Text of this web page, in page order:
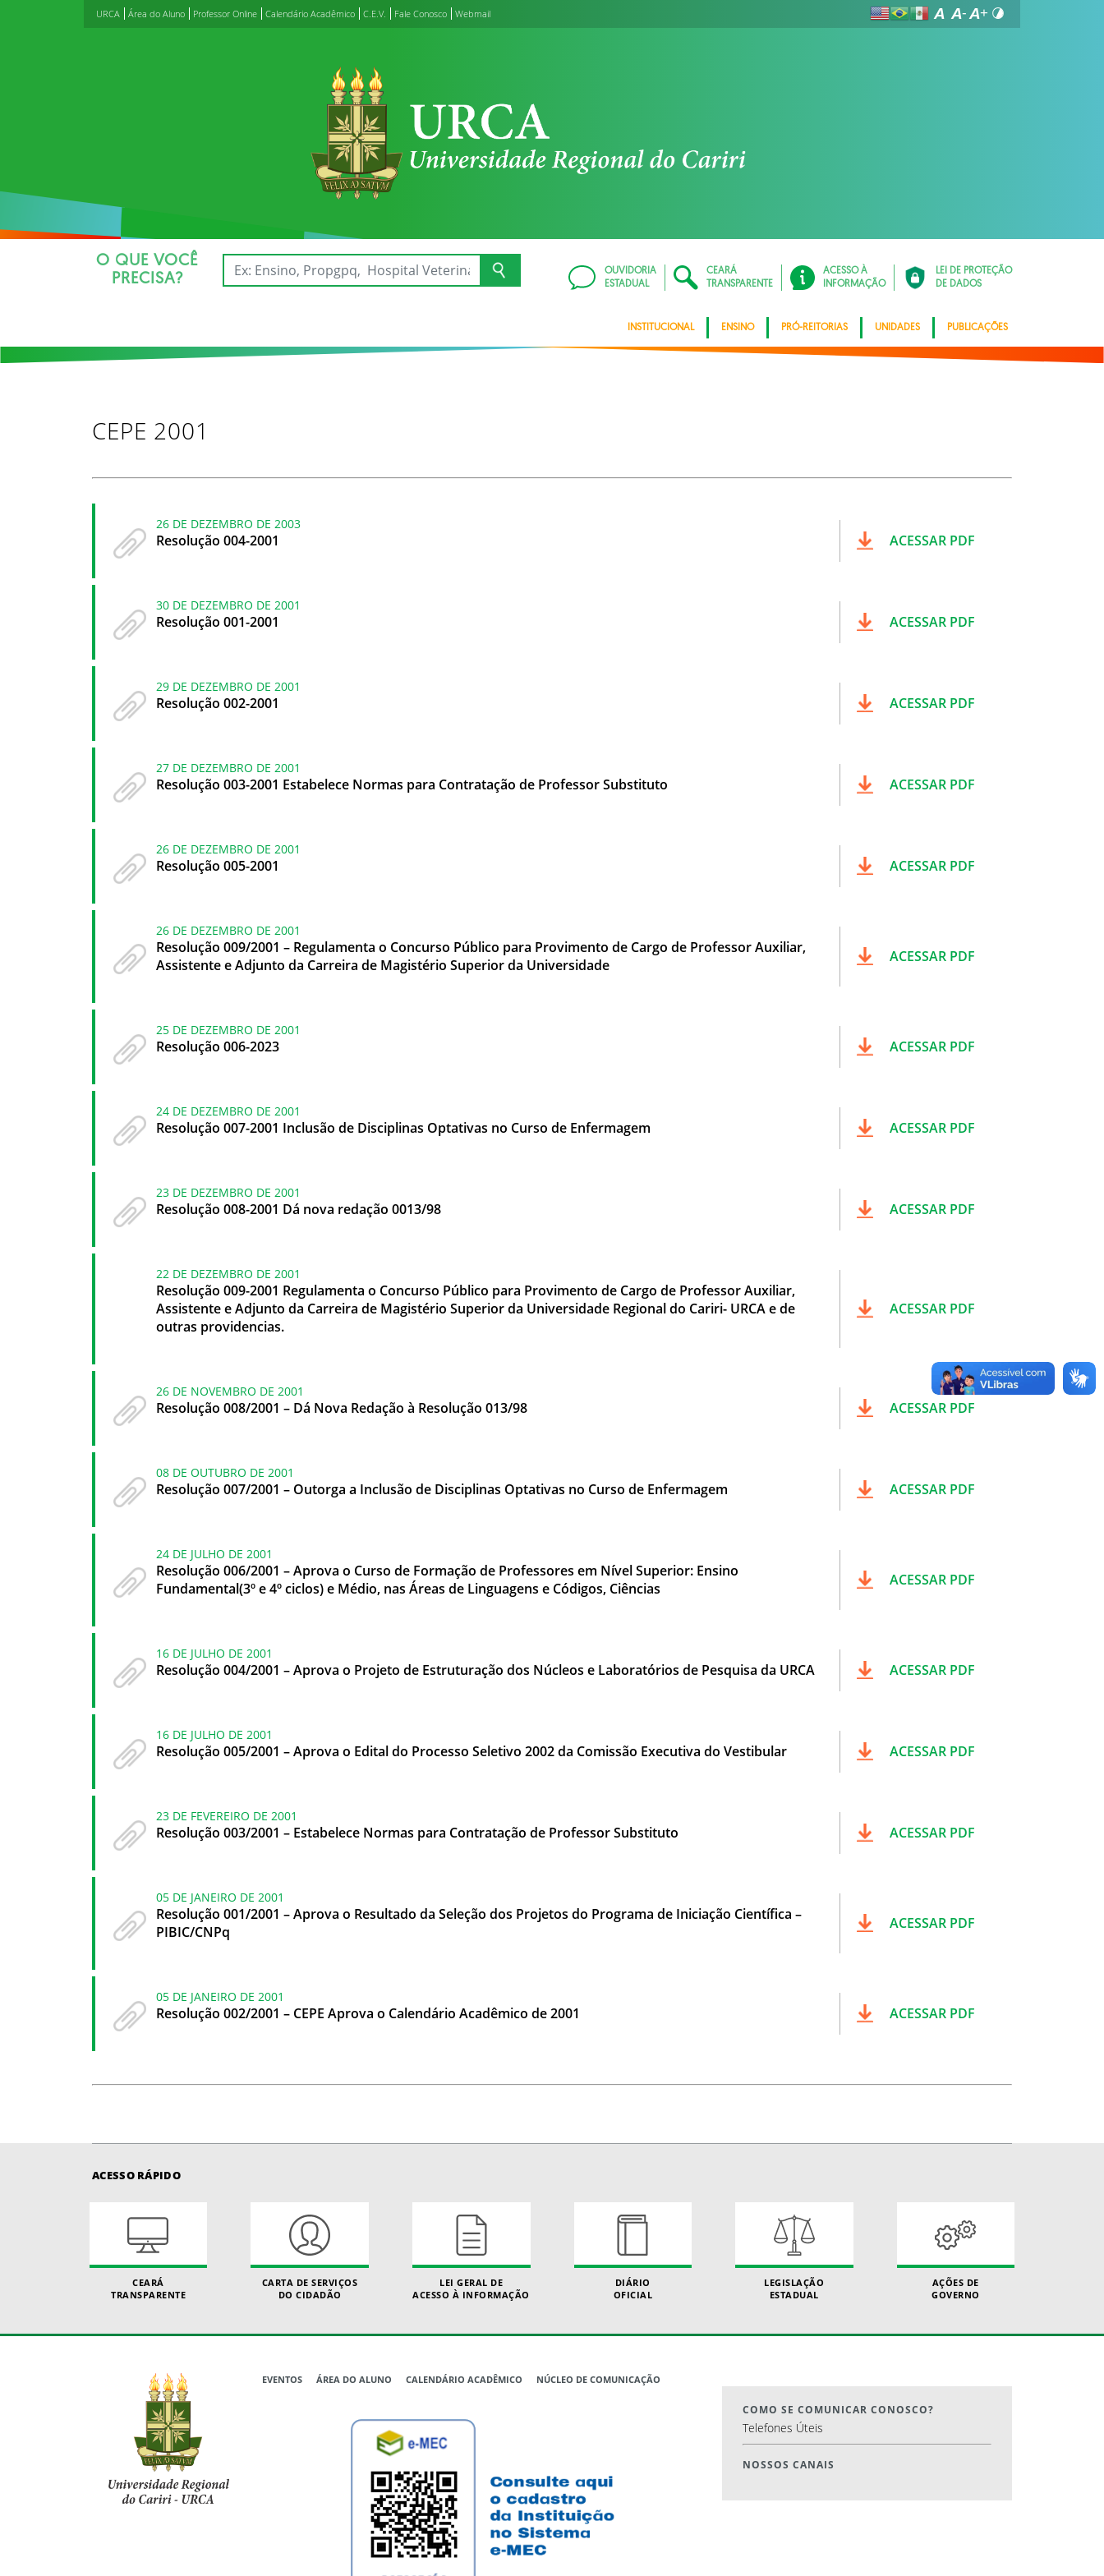
URCA Área do Aluno Professor Online Calendário Acadêmico C.E.V. Fale Conosco Webmail
O QUE VOCÊ
PRECISA?
OUVIDORIA
ESTADUAL
CEARÁ
TRANSPARENTE
ACESSO À
INFORMAÇÃO
LEI DE PROTEÇÃO
DE DADOS
INSTITUCIONAL ENSINO PRÓ-REITORIAS UNIDADES PUBLICAÇÕES
CEPE 2001
26 DE DEZEMBRO DE 2003
Resolução 004-2001 ACESSAR PDF
30 DE DEZEMBRO DE 2001
Resolução 001-2001 ACESSAR PDF
29 DE DEZEMBRO DE 2001
Resolução 002-2001 ACESSAR PDF
27 DE DEZEMBRO DE 2001
Resolução 003-2001 Estabelece Normas para Contratação de Professor Substituto ACESSAR PDF
26 DE DEZEMBRO DE 2001
Resolução 005-2001 ACESSAR PDF
26 DE DEZEMBRO DE 2001
Resolução 009/2001 – Regulamenta o Concurso Público para Provimento de Cargo de Professor Auxiliar,
Assistente e Adjunto da Carreira de Magistério Superior da Universidade
ACESSAR PDF
25 DE DEZEMBRO DE 2001
Resolução 006-2023 ACESSAR PDF
24 DE DEZEMBRO DE 2001
Resolução 007-2001 Inclusão de Disciplinas Optativas no Curso de Enfermagem ACESSAR PDF
23 DE DEZEMBRO DE 2001
Resolução 008-2001 Dá nova redação 0013/98 ACESSAR PDF
22 DE DEZEMBRO DE 2001
Resolução 009-2001 Regulamenta o Concurso Público para Provimento de Cargo de Professor Auxiliar,
Assistente e Adjunto da Carreira de Magistério Superior da Universidade Regional do Cariri- URCA e de
outras providencias.
ACESSAR PDF
26 DE NOVEMBRO DE 2001
Resolução 008/2001 – Dá Nova Redação à Resolução 013/98 ACESSAR PDF
08 DE OUTUBRO DE 2001
Resolução 007/2001 – Outorga a Inclusão de Disciplinas Optativas no Curso de Enfermagem ACESSAR PDF
24 DE JULHO DE 2001
Resolução 006/2001 – Aprova o Curso de Formação de Professores em Nível Superior: Ensino
Fundamental(3º e 4º ciclos) e Médio, nas Áreas de Linguagens e Códigos, Ciências
ACESSAR PDF
16 DE JULHO DE 2001
Resolução 004/2001 – Aprova o Projeto de Estruturação dos Núcleos e Laboratórios de Pesquisa da URCA ACESSAR PDF
16 DE JULHO DE 2001
Resolução 005/2001 – Aprova o Edital do Processo Seletivo 2002 da Comissão Executiva do Vestibular ACESSAR PDF
23 DE FEVEREIRO DE 2001
Resolução 003/2001 – Estabelece Normas para Contratação de Professor Substituto ACESSAR PDF
05 DE JANEIRO DE 2001
Resolução 001/2001 – Aprova o Resultado da Seleção dos Projetos do Programa de Iniciação Científica –
PIBIC/CNPq
ACESSAR PDF
05 DE JANEIRO DE 2001
Resolução 002/2001 – CEPE Aprova o Calendário Acadêmico de 2001 ACESSAR PDF
ACESSO RÁPIDO
CEARÁ
TRANSPARENTE
CARTA DE SERVIÇOS
DO CIDADÃO
LEI GERAL DE
ACESSO À INFORMAÇÃO
DIÁRIO
OFICIAL
LEGISLAÇÃO
ESTADUAL
AÇÕES DE
GOVERNO
EVENTOS ÁREA DO ALUNO CALENDÁRIO ACADÊMICO NÚCLEO DE COMUNICAÇÃO
COMO SE COMUNICAR CONOSCO?
Telefones Úteis
NOSSOS CANAIS